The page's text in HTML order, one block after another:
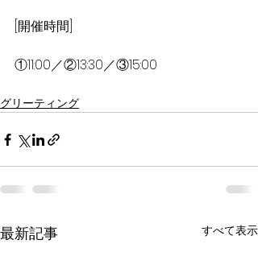
[開催時間]
①11:00／②13:30／③15:00
グリーティング
最新記事 すべて表示